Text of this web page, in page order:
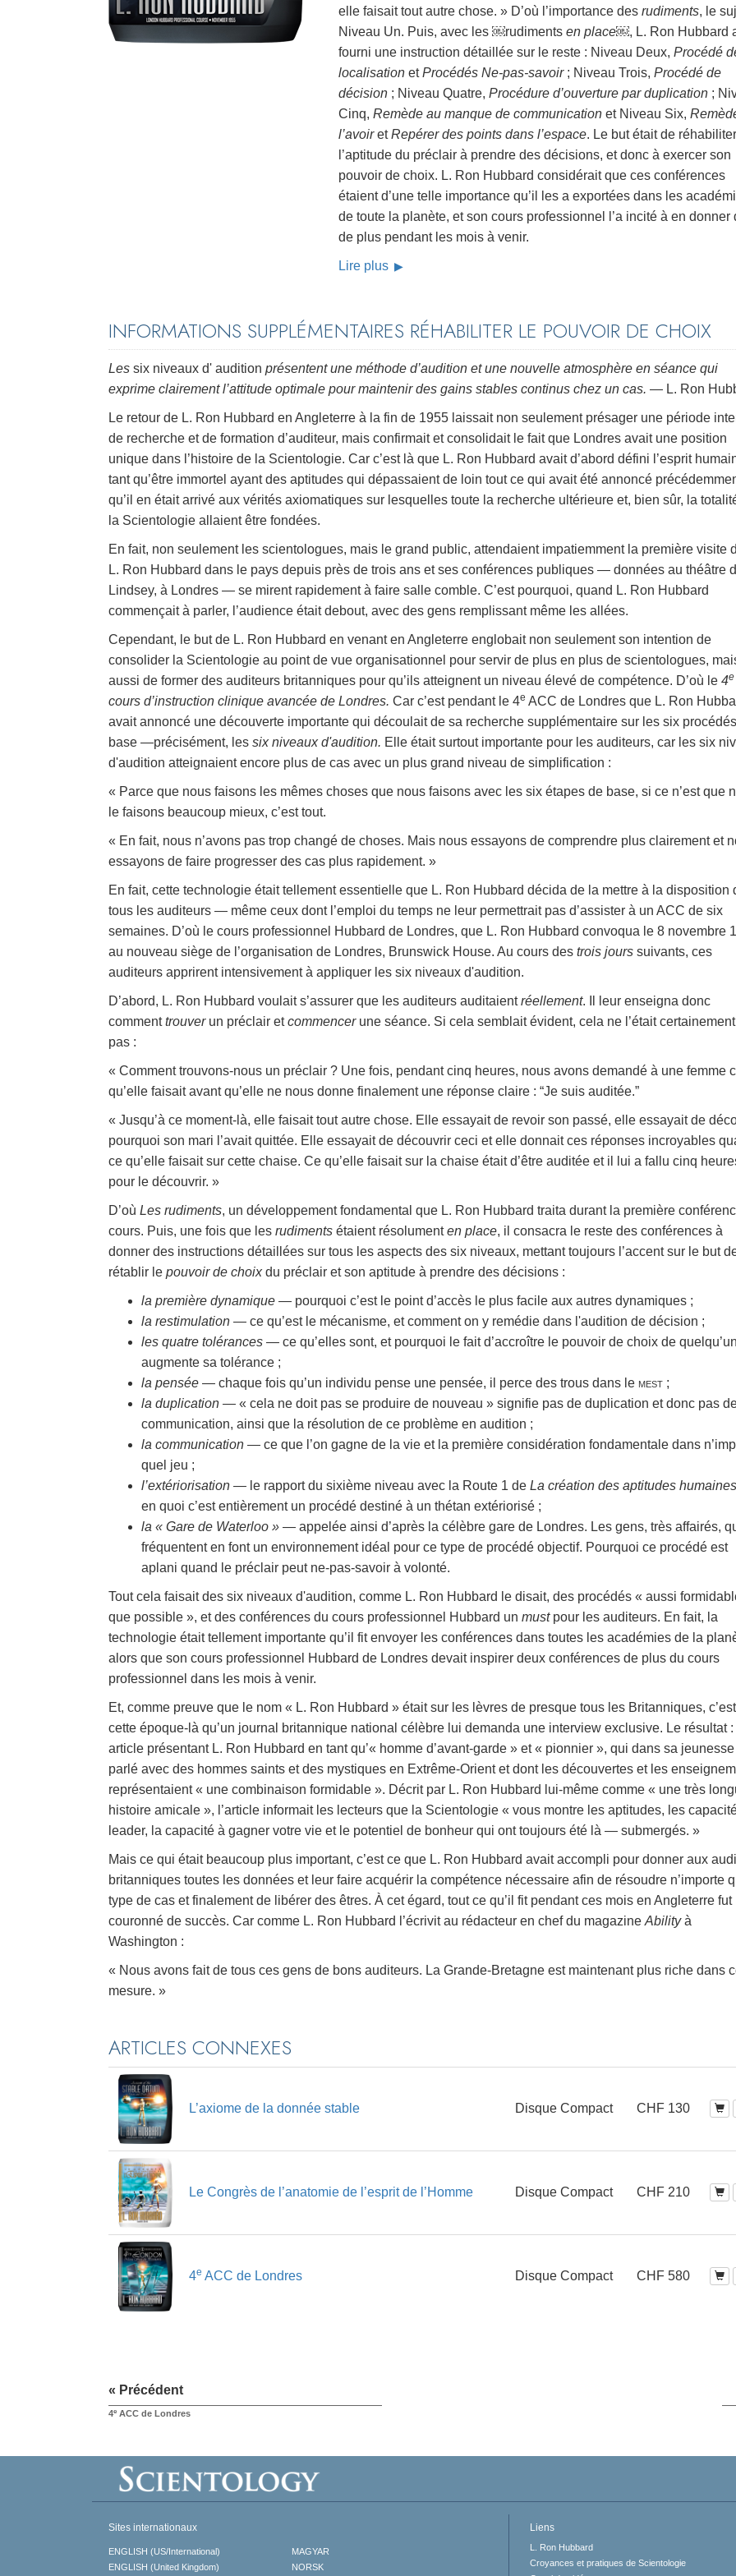
elle faisait tout autre chose. » D’où l’importance des rudiments, le
Niveau Un. Puis, avec les ￼rudiments en place￼, L. Ron Hubbard
fourni une instruction détaillée sur le reste : Niveau Deux, Procédé
localisation etProcédés Ne-pas-savoir; Niveau Trois, Procédé de
décision ; Niveau Quatre, Procédure d’ouverture par duplication ;
Cinq, Remède au manque de communication et Niveau Six,
l’avoiretRepérer des points dans l’espace. Le but était de réhabiliter
l’aptitude du préclair à prendre des décisions, et donc à exercer son
pouvoir de choix. L. Ron Hubbard considérait que ces conférences
étaient d’une telle importance qu’il les a exportées dans les
de toute la planète, et son cours professionnel l’a incité à en donner
de plus pendant les mois à venir.
Lire plus
INFORMATIONS SUPPLÉMENTAIRES RÉHABILITER LE POUVOIR DE CHOIX
Les six niveaux d' audition présentent une méthode d’audition et une nouvelle atmosphère en séance qui
exprime clairement l’attitude optimale pour maintenir des gains stables continus chez un cas. — L. Ron
Le retour de L. Ron Hubbard en Angleterre à la fin de 1955 laissait non seulement présager une période
de recherche et de formation d’auditeur, mais confirmait et consolidait le fait que Londres avait une position
unique dans l’histoire de la Scientologie. Car c’est là que L. Ron Hubbard avait d’abord défini l’esprit
tant qu’être immortel ayant des aptitudes qui dépassaient de loin tout ce qui avait été annoncé
qu’il en était arrivé aux vérités axiomatiques sur lesquelles toute la recherche ultérieure et, bien sûr, la
la Scientologie allaient être fondées.
En fait, non seulement les scientologues, mais le grand public, attendaient impatiemment la première visite
L. Ron Hubbard dans le pays depuis près de trois ans et ses conférences publiques — données au théâtre
Lindsey, à Londres — se mirent rapidement à faire salle comble. C’est pourquoi, quand L. Ron Hubbard
commençait à parler, l’audience était debout, avec des gens remplissant même les allées.
Cependant, le but de L. Ron Hubbard en venant en Angleterre englobait non seulement son intention de
consolider la Scientologie au point de vue organisationnel pour servir de plus en plus de scientologues,
aussi de former des auditeurs britanniques pour qu’ils atteignent un niveau élevé de compétence. D’où le 4e
cours d’instruction clinique avancée de Londres. Car c’est pendant le 4e ACC de Londres que L. Ron
avait annoncé une découverte importante qui découlait de sa recherche supplémentaire sur les six
base —précisément, les six niveaux d'audition. Elle était surtout importante pour les auditeurs, car les six
d'audition atteignaient encore plus de cas avec un plus grand niveau de simplification :
« Parce que nous faisons les mêmes choses que nous faisons avec les six étapes de base, si ce n’est que
le faisons beaucoup mieux, c’est tout.
« En fait, nous n’avons pas trop changé de choses. Mais nous essayons de comprendre plus clairement et
essayons de faire progresser des cas plus rapidement. »
En fait, cette technologie était tellement essentielle que L. Ron Hubbard décida de la mettre à la disposition
tous les auditeurs — même ceux dont l’emploi du temps ne leur permettrait pas d’assister à un ACC de six
semaines. D’où le cours professionnel Hubbard de Londres, que L. Ron Hubbard convoqua le 8 novembre
au nouveau siège de l’organisation de Londres, Brunswick House. Au cours des trois jours suivants, ces
auditeurs apprirent intensivement à appliquer les six niveaux d'audition.
D’abord, L. Ron Hubbard voulait s’assurer que les auditeurs auditaientréellement. Il leur enseigna donc
commenttrouverun préclair etcommencerune séance. Si cela semblait évident, cela ne l’était certainement
pas :
« Comment trouvons-nous un préclair ? Une fois, pendant cinq heures, nous avons demandé à une femme
qu’elle faisait avant qu’elle ne nous donne finalement une réponse claire : “Je suis auditée.”
« Jusqu’à ce moment-là, elle faisait tout autre chose. Elle essayait de revoir son passé, elle essayait de
pourquoi son mari l’avait quittée. Elle essayait de découvrir ceci et elle donnait ces réponses incroyables
ce qu’elle faisait sur cette chaise. Ce qu’elle faisait sur la chaise était d’être auditée et il lui a fallu cinq
pour le découvrir. »
D’où Les rudiments, un développement fondamental que L. Ron Hubbard traita durant la première
cours. Puis, une fois que les rudiments étaient résolumenten place, il consacra le reste des conférences à
donner des instructions détaillées sur tous les aspects des six niveaux, mettant toujours l’accent sur le but
rétablir le pouvoir de choixdu préclair et son aptitude à prendre des décisions :
la première dynamique — pourquoi c’est le point d’accès le plus facile aux autres dynamiques ;
la restimulation — ce qu’est le mécanisme, et comment on y remédie dans l'audition de décision ;
les quatre tolérances — ce qu’elles sont, et pourquoi le fait d’accroître le pouvoir de choix de quelqu’un
augmente sa tolérance ;
la pensée — chaque fois qu’un individu pense une pensée, il perce des trous dans le mest ;
la duplication — « cela ne doit pas se produire de nouveau » signifie pas de duplication et donc pas
communication, ainsi que la résolution de ce problème en audition ;
la communication — ce que l’on gagne de la vie et la première considération fondamentale dans
quel jeu ;
l’extériorisation — le rapport du sixième niveau avec la Route 1 de La création des aptitudes humaines
en quoi c’est entièrement un procédé destiné à un thétan extériorisé ;
la « Gare de Waterloo » — appelée ainsi d’après la célèbre gare de Londres. Les gens, très affairés,
fréquentent en font un environnement idéal pour ce type de procédé objectif. Pourquoi ce procédé est
aplani quand le préclair peut ne-pas-savoir à volonté.
Tout cela faisait des six niveaux d'audition, comme L. Ron Hubbard le disait, des procédés « aussi
que possible », et des conférences du cours professionnel Hubbard un mustpour les auditeurs. En fait, la
technologie était tellement importante qu’il fit envoyer les conférences dans toutes les académies de la
alors que son cours professionnel Hubbard de Londres devait inspirer deux conférences de plus du cours
professionnel dans les mois à venir.
Et, comme preuve que le nom « L. Ron Hubbard » était sur les lèvres de presque tous les Britanniques,
cette époque-là qu’un journal britannique national célèbre lui demanda une interview exclusive. Le résultat :
article présentant L. Ron Hubbard en tant qu’« homme d’avant-garde » et « pionnier », qui dans sa
parlé avec des hommes saints et des mystiques en Extrême-Orient et dont les découvertes et les
représentaient « une combinaison formidable ». Décrit par L. Ron Hubbard lui-même comme « une très
histoire amicale », l’article informait les lecteurs que la Scientologie « vous montre les aptitudes, les
leader, la capacité à gagner votre vie et le potentiel de bonheur qui ont toujours été là — submergés. »
Mais ce qui était beaucoup plus important, c’est ce que L. Ron Hubbard avait accompli pour donner aux
britanniques toutes les données et leur faire acquérir la compétence nécessaire afin de résoudre n’importe
type de cas et finalement de libérer des êtres. À cet égard, tout ce qu’il fit pendant ces mois en Angleterre fut
couronné de succès. Car comme L. Ron Hubbard l’écrivit au rédacteur en chef du magazine Abilityà
Washington :
« Nous avons fait de tous ces gens de bons auditeurs. La Grande-Bretagne est maintenant plus riche dans
mesure. »
ARTICLES CONNEXES
L’axiome de la donnée stable Disque Compact CHF 130
Le Congrès de l’anatomie de l’esprit de l’Homme Disque Compact CHF 210
4e ACC de Londres Disque Compact CHF 580
« Précédent
4e ACC de Londres
Sites internationaux
ENGLISH (US/International)
ENGLISH (United Kingdom)
MAGYAR
NORSK
Liens
L. Ron Hubbard
Croyances et pratiques de Scientologie